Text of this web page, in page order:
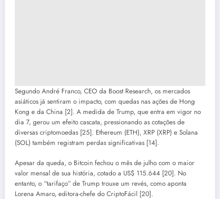
Segundo André Franco, CEO da Boost Research, os mercados
asiáticos já sentiram o impacto, com quedas nas ações de Hong
Kong e da China [2]. A medida de Trump, que entra em vigor no
dia 7, gerou um efeito cascata, pressionando as cotações de
diversas criptomoedas [25]. Ethereum (ETH), XRP (XRP) e Solana
(SOL) também registram perdas significativas [14].
Apesar da queda, o Bitcoin fechou o mês de julho com o maior
valor mensal de sua história, cotado a US$ 115.644 [20]. No
entanto, o “tarifaço” de Trump trouxe um revés, como aponta
Lorena Amaro, editora-chefe do CriptoFácil [20].